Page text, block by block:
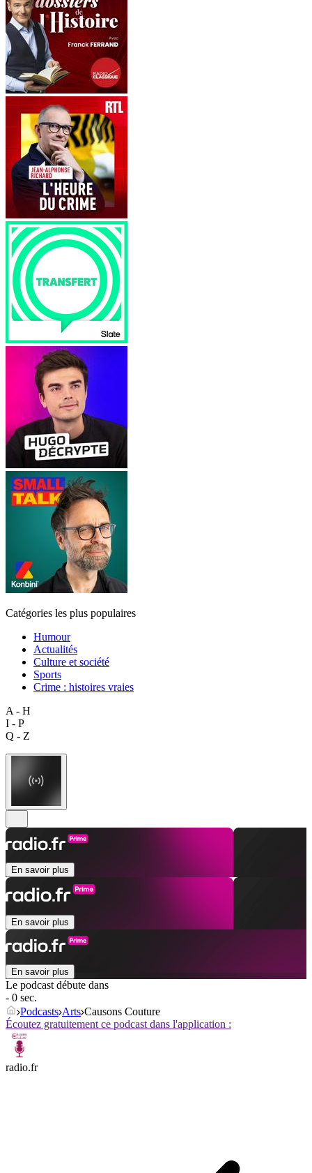
Catégories les plus populaires
Humour
Actualités
Culture et société
Sports
Crime : histoires vraies
A - H
I - P
Q - Z
En savoir plus
En savoir plus
En savoir plus
Le podcast débute dans
- 0 sec.
Podcasts Arts Causons Couture
Écoutez gratuitement ce podcast dans l'application :
radio.fr